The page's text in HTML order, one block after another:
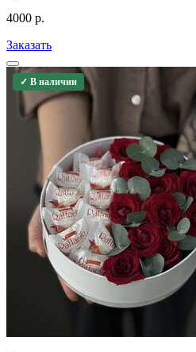
4000 р.
Заказать
✓ В наличии